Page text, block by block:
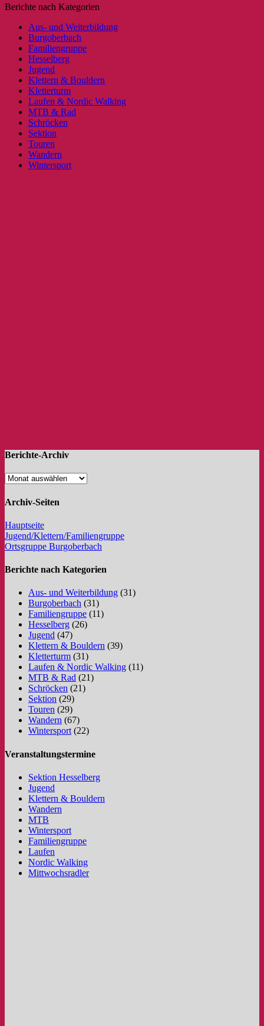
Berichte nach Kategorien
Aus- und Weiterbildung
Burgoberbach
Familiengruppe
Hesselberg
Jugend
Klettern & Bouldern
Kletterturm
Laufen & Nordic Walking
MTB & Rad
Schröcken
Sektion
Touren
Wandern
Wintersport
Berichte-Archiv
Archiv-Seiten
Hauptseite
Jugend/Klettern/Familiengruppe
Ortsgruppe Burgoberbach
Berichte nach Kategorien
Aus- und Weiterbildung (31)
Burgoberbach (31)
Familiengruppe (11)
Hesselberg (26)
Jugend (47)
Klettern & Bouldern (39)
Kletterturm (31)
Laufen & Nordic Walking (11)
MTB & Rad (21)
Schröcken (21)
Sektion (29)
Touren (29)
Wandern (67)
Wintersport (22)
Veranstaltungstermine
Sektion Hesselberg
Jugend
Klettern & Bouldern
Wandern
MTB
Wintersport
Familiengruppe
Laufen
Nordic Walking
Mittwochsradler